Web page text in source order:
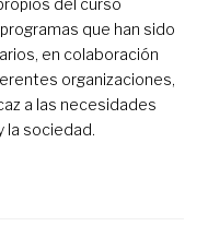
que han sido
en colaboración
organizaciones,
a las necesidades
la sociedad.